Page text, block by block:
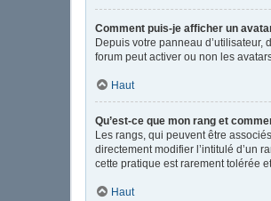
Comment puis-je afficher un
Depuis votre panneau d’utilisateur,
forum peut activer ou non les
Haut
Qu’est-ce que mon rang et
Les rangs, qui peuvent être
directement modifier l’intitulé d’un
cette pratique est rarement tolérée
Haut